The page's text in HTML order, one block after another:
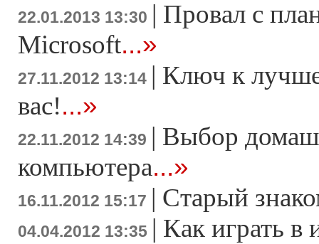
22.01.2013 13:30 | Провал с
Microsoft...»
27.11.2012 13:14 | Ключ к
вас!...»
22.11.2012 14:39 | Выбор
компьютера...»
16.11.2012 15:17 | Старый
04.04.2012 13:35 | Как играть в